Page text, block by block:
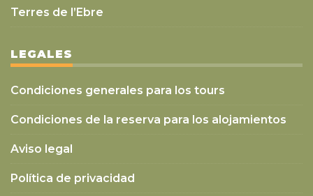
Terres de l’Ebre
LEGALES
Condiciones generales para los tours
Condiciones de la reserva para los alojamientos
Aviso legal
Política de privacidad